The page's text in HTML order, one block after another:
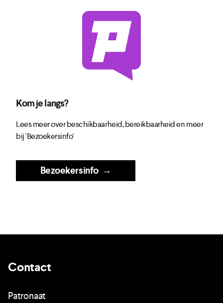
Kom je langs?
Lees meer over beschikbaarheid, bereikbaarheid en meer
bij 'Bezoekersinfo'
Bezoekersinfo→
Contact
Patronaat